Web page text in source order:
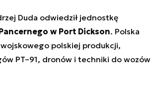
Duda odwiedził jednostkę
w Port Dickson. Polska
polskiej produkcji,
PT–91, dronów i techniki do wozów